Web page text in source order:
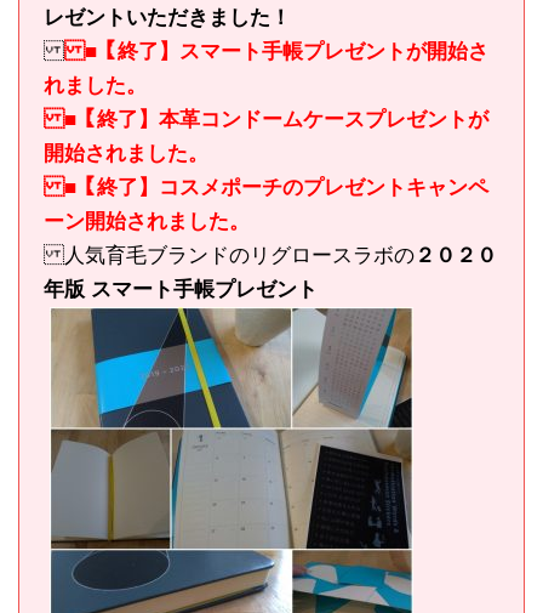
レゼントいただきました！
■【終了】スマート手帳プレゼントが開始さ
れました。
■【終了】本革コンドームケースプレゼントが
開始されました。
■【終了】コスメポーチのプレゼントキャンペ
ーン開始されました。
人気育毛ブランドのリグロースラボの ２０２０
年版 スマート手帳プレゼント